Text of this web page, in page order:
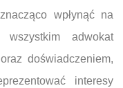
wpłynąć na
adwokat
doświadczeniem,
interesy